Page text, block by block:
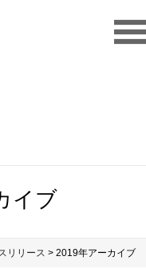
イブ
リリース > 2019年アーカイブ